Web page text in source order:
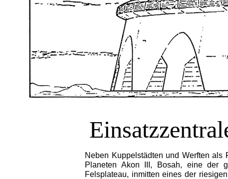
Neben Kuppelstädten und Werften als
Planeten Akon III, Bosah, eine der
Felsplateau, inmitten eines der